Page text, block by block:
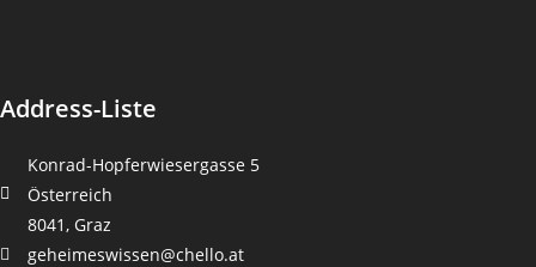
Address-Liste
Konrad-Hopferwiesergasse 5
Österreich
8041, Graz
geheimeswissen@chello.at